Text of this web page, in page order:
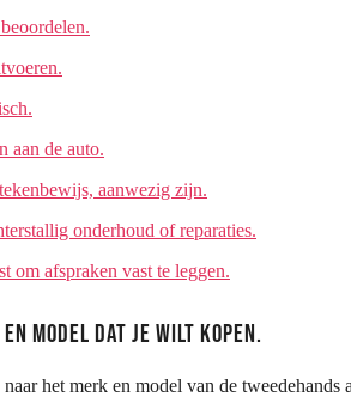
aan de auto.
aanwezig zijn.
onderhoud of reparaties.
om afspraken vast te leggen.
model dat je wilt kopen.
het merk en model van de tweedehands